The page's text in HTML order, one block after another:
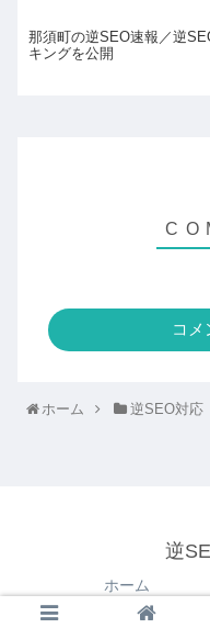
那須町の逆SEO速報／逆
キングを公開
コメ
ホーム 逆SEO対応
逆
ホーム
逆SEOのやり方を解説